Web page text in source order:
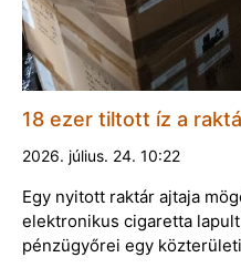
18 ezer tiltott íz a
2026. július. 24. 10:22
Egy nyitott raktár ajtaja
elektronikus cigaretta
pénzügyőrei egy